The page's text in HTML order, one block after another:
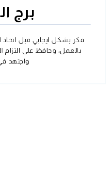
برج
فكر بشكل ايجابي قبل اتخاذ
بالعمل، وحافظ على التزام
واجتهد